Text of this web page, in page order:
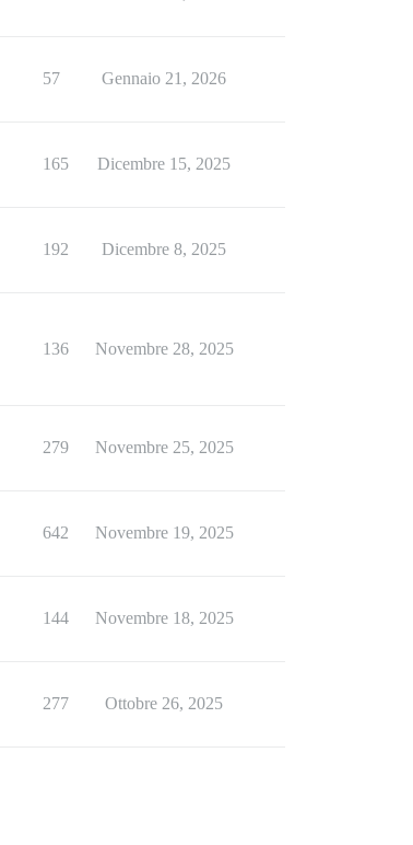
57 Gennaio 21, 2026
165 Dicembre 15, 2025
192 Dicembre 8, 2025
136 Novembre 28, 2025
279 Novembre 25, 2025
642 Novembre 19, 2025
144 Novembre 18, 2025
277 Ottobre 26, 2025